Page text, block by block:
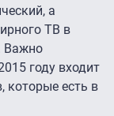
а
ТВ в
Важно
году входит
которые есть в